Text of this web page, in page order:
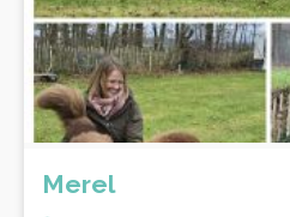
Merel